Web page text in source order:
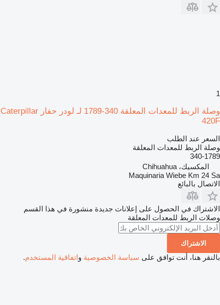
1
وصلة الربط للمعدات المعلقة 340-1789 لـ لودر حفار Caterpillar
420F
السعر عند الطلب
وصلة الربط للمعدات المعلقة
340-1789
المكسيك، Chihuahua
Maquinaria Wiebe Km 24 Sa
الاتصال بالبائع
الاشتراك في الحصول على إعلانات جديدة منشورة في هذا القسم
وصلات الربط للمعدات المعلقة
الاشتراك
بالنقر هنا، أنت توافق على سياسة الخصوصية واتفاقية المستخدم.